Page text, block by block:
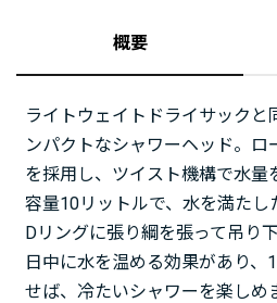
概要
ライトウェイトドライサックと
ンパクトなシャワーヘッド。ロ
を採用し、ツイスト機構で水量
容量10リットルで、水を満たし
Dリングに張り綱を張って吊り
日中に水を温める効果があり、
せば、冷たいシャワーを楽しめ